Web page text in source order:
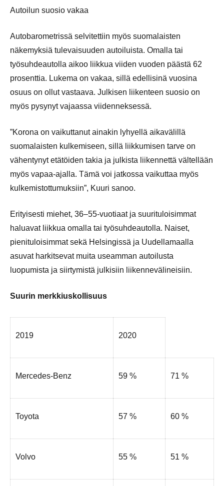
Autoilun suosio vakaa
Autobarometrissä selvitettiin myös suomalaisten
näkemyksiä tulevaisuuden autoiluista. Omalla tai
työsuhdeautolla aikoo liikkua viiden vuoden päästä 62
prosenttia. Lukema on vakaa, sillä edellisinä vuosina
osuus on ollut vastaava. Julkisen liikenteen suosio on
myös pysynyt vajaassa viidenneksessä.
”Korona on vaikuttanut ainakin lyhyellä aikavälillä
suomalaisten kulkemiseen, sillä liikkumisen tarve on
vähentynyt etätöiden takia ja julkista liikennettä vältellään
myös vapaa-ajalla. Tämä voi jatkossa vaikuttaa myös
kulkemistottumuksiin”, Kuuri sanoo.
Erityisesti miehet, 36–55-vuotiaat ja suurituloisimmat
haluavat liikkua omalla tai työsuhdeautolla. Naiset,
pienituloisimmat sekä Helsingissä ja Uudellamaalla
asuvat harkitsevat muita useamman autoilusta
luopumista ja siirtymistä julkisiin liikennevälineisiin.
Suurin merkkiuskollisuus
2019 2020
Mercedes-Benz 59 % 71 %
Toyota 57 % 60 %
Volvo 55 % 51 %